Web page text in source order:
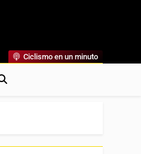
De Referencia.
Ciclismo en un minuto